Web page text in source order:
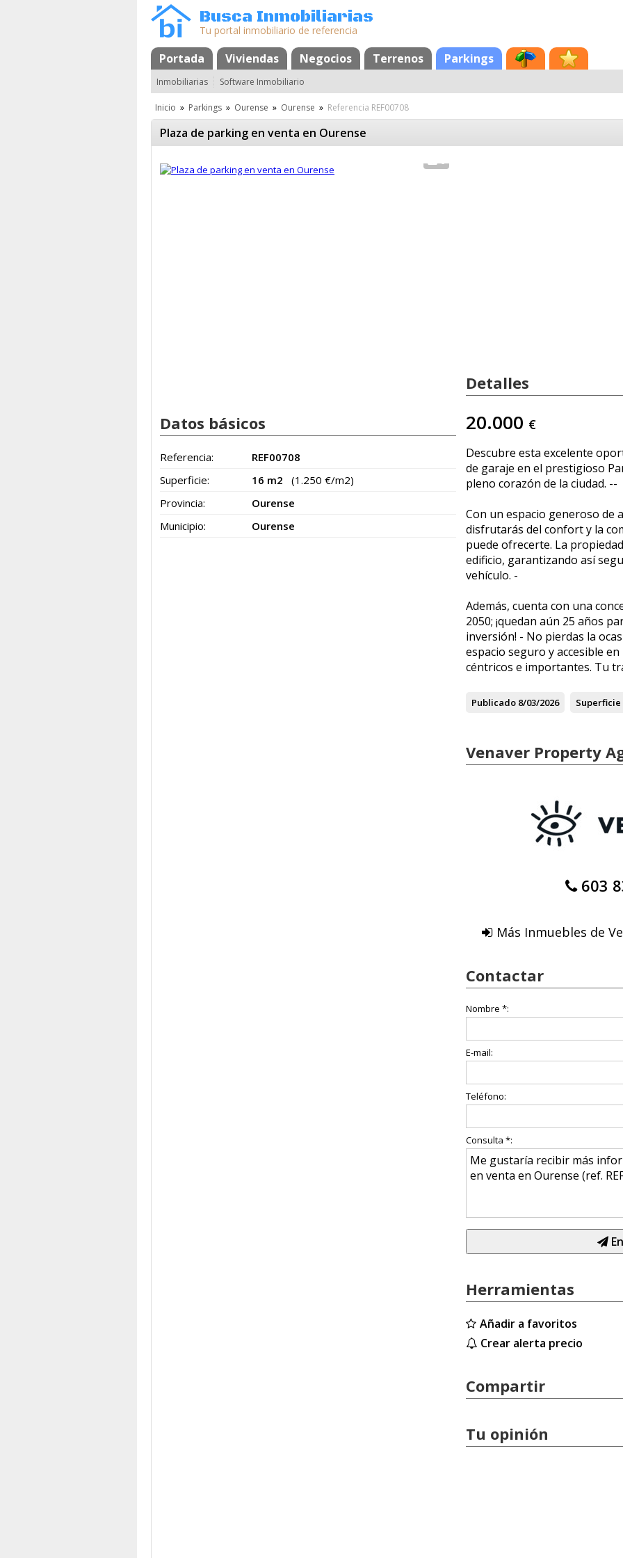
Busca Inmobiliarias
Tu portal inmobiliario de referencia
Portada Viviendas Negocios Terrenos Parkings
MapaFavoritos
Inmobiliarias Software Inmobiliario
Inicio » Parkings » Ourense » Ourense » Referencia REF00708
Plaza de parking en venta en Ourense
6
Datos básicos
Referencia:
REF00708
Superficie:
16 m2
(1.250 €/m2)
Provincia:
Ourense
Municipio:
Ourense
Detalles
20.000 €
Descubre esta excelente
de garaje en el prestigioso
pleno corazón de la ciudad. --
Con un espacio generoso de
disfrutarás del confort y la
puede ofrecerte. La
edificio, garantizando así
vehículo. -
Además, cuenta con una
2050; ¡quedan aún 25 años
inversión! - No pierdas la
espacio seguro y accesible
céntricos e importantes. Tu
Publicado 8/03/2026 Superficie
Venaver Property
603
Más Inmuebles de
Contactar
Nombre *:
E-mail:
Teléfono:
Consulta *:
Herramientas
Añadir a favoritos
Crear alerta precio
Compartir
Tu opinión